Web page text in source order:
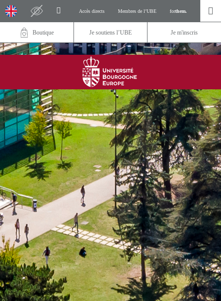
Accès directs Membres de l’UBE forthem.
Boutique Je soutiens l’UBE Je m'inscris